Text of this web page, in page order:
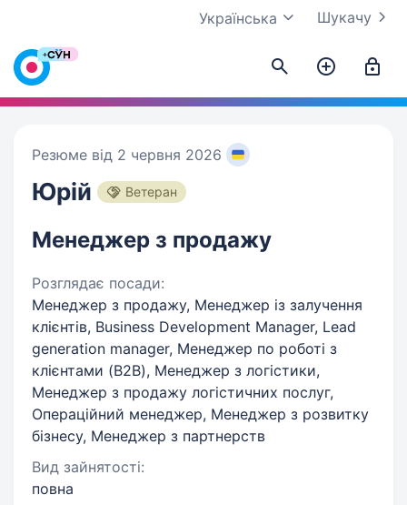
Шукачу
Українська
Резюме від 2 червня 2026
Юрій Ветеран
Менеджер з продажу
Розглядає посади:
Менеджер з продажу, Менеджер із залучення
клієнтів, Business Development Manager, Lead
generation manager, Менеджер по роботі з
клієнтами (B2B), Менеджер з логістики,
Менеджер з продажу логістичних послуг,
Операційний менеджер, Менеджер з розвитку
бізнесу, Менеджер з партнерств
Вид зайнятості:
повна